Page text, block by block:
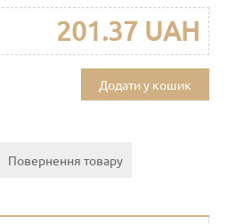
201.37 UAH
Додати у кошик
Повернення товару